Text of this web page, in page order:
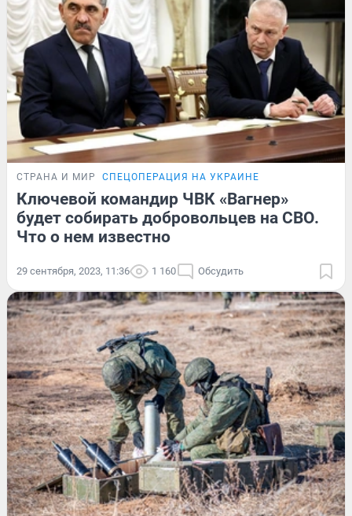
СТРАНА И МИР СПЕЦОПЕРАЦИЯ НА УКРАИНЕ
Ключевой командир ЧВК «Вагнер»
будет собирать добровольцев на СВО.
Что о нем известно
29 сентября, 2023, 11:36 1 160 Обсудить